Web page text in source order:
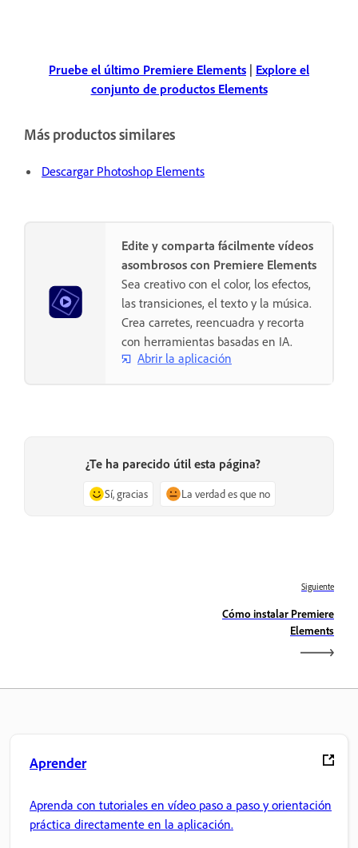
Pruebe el último Premiere Elements | Explore el
conjunto de productos Elements
Más productos similares
Descargar Photoshop Elements
Edite y comparta fácilmente vídeos
asombrosos con Premiere Elements
Sea creativo con el color, los efectos,
las transiciones, el texto y la música.
Crea carretes, reencuadra y recorta
con herramientas basadas en IA.
Abrir la aplicación
¿Te ha parecido útil esta página?
Sí, gracias La verdad es que no
Siguiente
Cómo instalar Premiere
Elements
Aprender
Aprenda con tutoriales en vídeo paso a paso y orientación
práctica directamente en la aplicación.